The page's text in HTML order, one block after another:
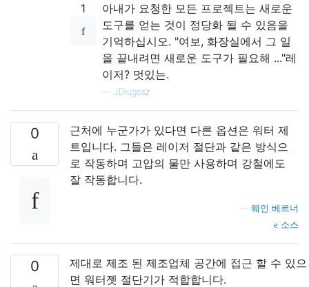
1
아내가 요청한 모든 프로젝트는 새로운
도구를 얻는 것이 정당화 될 수 있음을
기억하십시오. "여보, 화장실에서 그 일
을 끝내려면 새로운 도구가 필요해 ..."레
이저? 멋있는.
— JDługosz
0
근처에 누군가가 있다면 다른 옵션은 워터 제
트입니다. 그들은 레이저 절단과 같은 방식으
로 작동하며 고압의 물만 사용하며 강철에도
잘 작동합니다.
웨인 베르너
소스
0
제대로 제조 된 제조업체 공간에 접근 할 수 있으
면 워터젯 절단기가 적합합니다.